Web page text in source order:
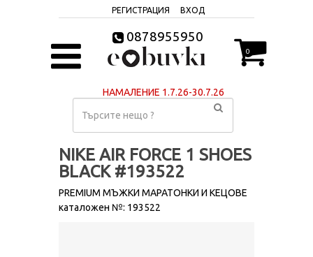
РЕГИСТРАЦИЯ ВХОД
0878955950
0
НАМАЛЕНИЕ 1.7.26-30.7.26
NIKE AIR FORCE 1 SHOES
BLACK #193522
PREMIUM МЪЖКИ МАРАТОНКИ И КЕЦОВЕ
каталожен №: 193522